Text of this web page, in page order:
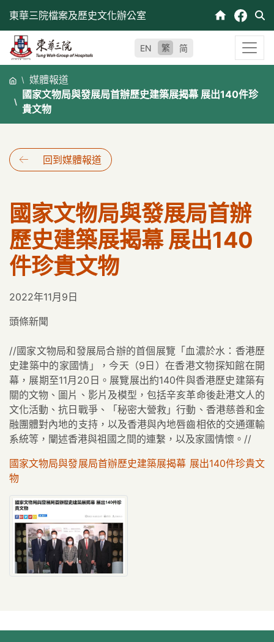
東華三院檔案及歷史文化辦公室
EN 繁 简
媒體報道
國家文物局與發展局首辦歷史建築展揭幕 展出140件珍
貴文物
回到媒體報道
國家文物局與發展局首辦
歷史建築展揭幕 展出140
件珍貴文物
2022年11月9日
頭條新聞
//國家文物局和發展局合辦的首個展覽「血濃於水：香港歷
史建築中的家國情」，今天（9日）在香港文物探知館在開
幕，展期至11月20日。展覽展出約140件與香港歷史建築有
關的文物、圖片、影片及模型，包括辛亥革命後赴港文人的
文化活動、抗日戰爭、「秘密大營救」行動、香港慈善和金
融團體對內地的支持，以及香港與內地唇齒相依的交通運輸
系統等，闡述香港與祖國之間的連繫，以及家國情懷。//
國家文物局與發展局首辦歷史建築展揭幕 展出140件珍貴文
物